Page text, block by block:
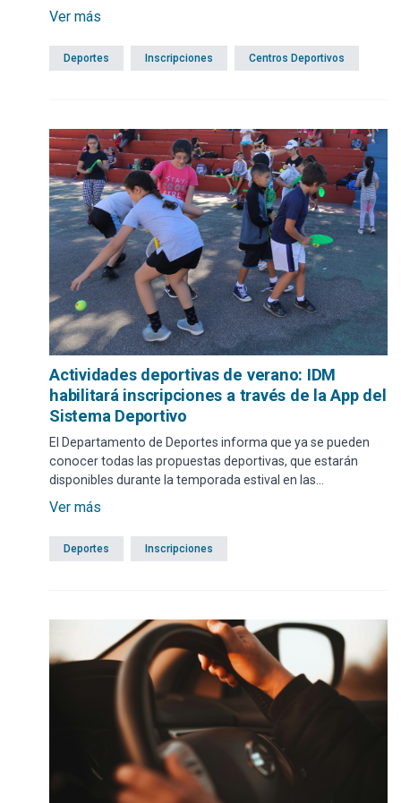
para las actividades de verano que se desarrollarán tanto
Carlos. En tanto, para concurrir a los centros deportivos
municipales de Piriápolis, Pan de Azúcar y Cerro Pelado se
Ver más
Deportes Inscripciones Centros Deportivos
Actividades deportivas de verano: IDM
habilitará inscripciones a través de la App del
Sistema Deportivo
El Departamento de Deportes informa que ya se pueden
conocer todas las propuestas deportivas, que estarán
disponibles durante la temporada estival en las
instalaciones del Campus de Maldonado y también en
otros centros deportivos del departamento.
Ver más
Deportes Inscripciones